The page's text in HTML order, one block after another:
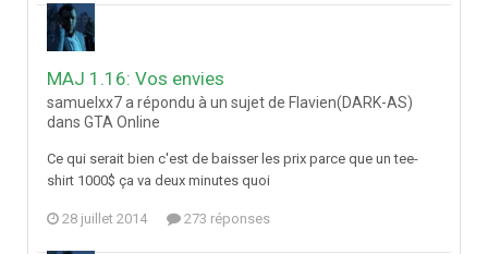
MAJ 1.16: Vos envies
samuelxx7 a répondu à un sujet de Flavien(DARK-AS)
dans GTA Online
Ce qui serait bien c'est de baisser les prix parce que un tee-
shirt 1000$ ça va deux minutes quoi
28 juillet 2014 273 réponses